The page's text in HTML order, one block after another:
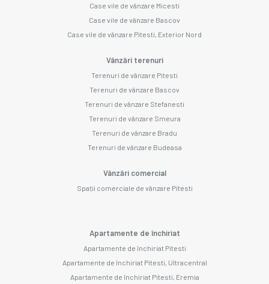
Case vile de vânzare Micesti
Case vile de vânzare Bascov
Case vile de vânzare Pitesti, Exterior Nord
Vânzări terenuri
Terenuri de vânzare Pitesti
Terenuri de vânzare Bascov
Terenuri de vânzare Stefanesti
Terenuri de vânzare Smeura
Terenuri de vânzare Bradu
Terenuri de vânzare Budeasa
Vânzări comercial
Spații comerciale de vânzare Pitesti
Apartamente de închiriat
Apartamente de închiriat Pitesti
Apartamente de închiriat Pitesti, Ultracentral
Apartamente de închiriat Pitesti, Eremia